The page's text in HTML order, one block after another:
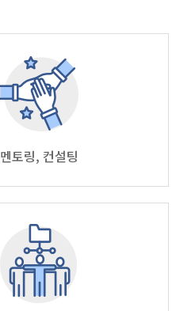
멘토링, 컨설팅